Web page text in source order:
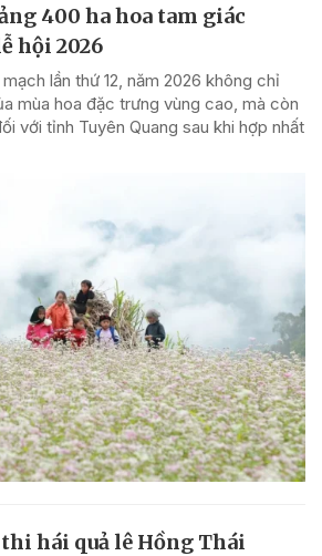
400 ha hoa tam giác
hội 2026
lần thứ 12, năm 2026 không chỉ
mùa hoa đặc trưng vùng cao, mà còn
với tỉnh Tuyên Quang sau khi hợp nhất
hái quả lê Hồng Thái